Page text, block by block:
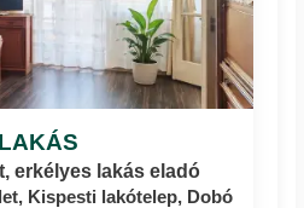
erkélyes lakás eladó
Kispesti lakótelep, Dobó